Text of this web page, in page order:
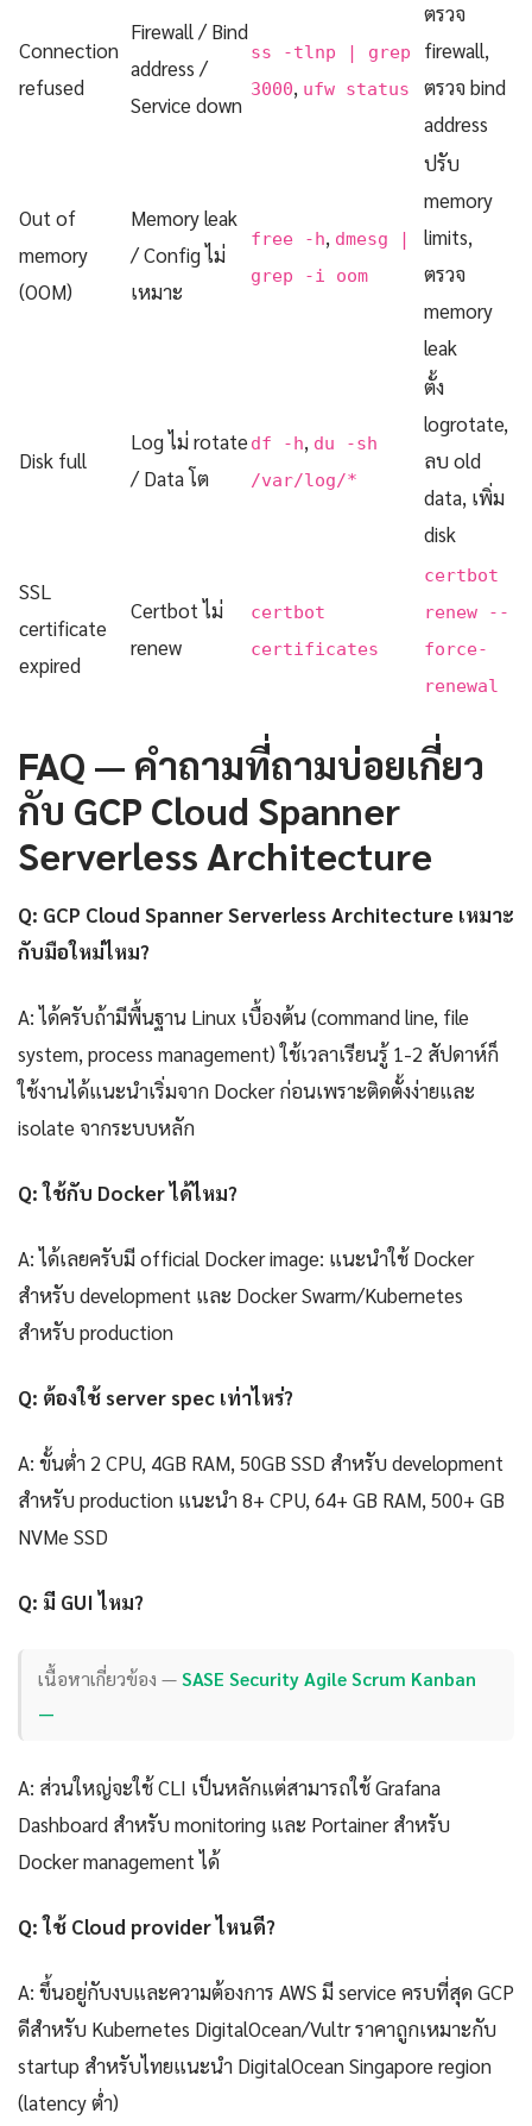
Connection
refused
Firewall / Bind
address /
Service down
ss -tlnp | grep
3000, ufw status
ตรวจ
firewall,
ตรวจ bind
address
Out of
memory
(OOM)
Memory leak
/ Config ไม่
เหมาะ
free -h, dmesg |
grep -i oom
ปรับ
memory
limits,
ตรวจ
memory
leak
Disk full
Log ไม่ rotate
/ Data โต
df -h, du -sh
/var/log/*
ตั้ง
logrotate,
ลบ old
data, เพิ่ม
disk
SSL
certificate
expired
Certbot ไม่
renew
certbot
certificates
certbot
renew --
force-
renewal
FAQ — คำถามที่ถามบ่อยเกี่ยว
กับ GCP Cloud Spanner
Serverless Architecture
Q: GCP Cloud Spanner Serverless Architecture เหมาะ
กับมือใหม่ไหม?
A: ได้ครับถ้ามีพื้นฐาน Linux เบื้องต้น (command line, file
system, process management) ใช้เวลาเรียนรู้ 1-2 สัปดาห์ก็
ใช้งานได้แนะนำเริ่มจาก Docker ก่อนเพราะติดตั้งง่ายและ
isolate จากระบบหลัก
Q: ใช้กับ Docker ได้ไหม?
A: ได้เลยครับมี official Docker image: แนะนำใช้ Docker
สำหรับ development และ Docker Swarm/Kubernetes
สำหรับ production
Q: ต้องใช้ server spec เท่าไหร่?
A: ขั้นต่ำ 2 CPU, 4GB RAM, 50GB SSD สำหรับ development
สำหรับ production แนะนำ 8+ CPU, 64+ GB RAM, 500+ GB
NVMe SSD
Q: มี GUI ไหม?
เนื้อหาเกี่ยวข้อง —SASE Security Agile Scrum Kanban
—
A: ส่วนใหญ่จะใช้ CLI เป็นหลักแต่สามารถใช้ Grafana
Dashboard สำหรับ monitoring และ Portainer สำหรับ
Docker management ได้
Q: ใช้ Cloud provider ไหนดี?
A: ขึ้นอยู่กับงบและความต้องการ AWS มี service ครบที่สุด GCP
ดีสำหรับ Kubernetes DigitalOcean/Vultr ราคาถูกเหมาะกับ
startup สำหรับไทยแนะนำ DigitalOcean Singapore region
(latency ต่ำ)